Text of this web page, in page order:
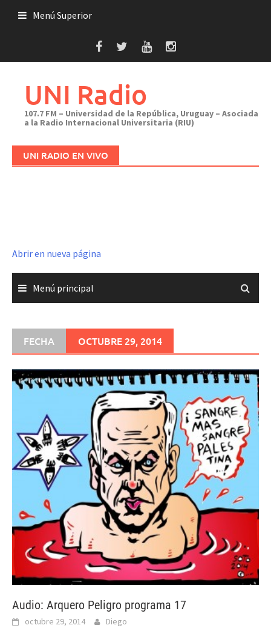
Menú Superior
UNI Radio
107.7 FM – Universidad de la República, Uruguay – Asociada
a la Radio Internacional Universitaria (RIU)
UNI RADIO EN VIVO
Abrir en nueva página
Menú principal
FECHA OCTUBRE 29, 2014
Audio: Arquero Peligro programa 17
octubre 29, 2014 Diego